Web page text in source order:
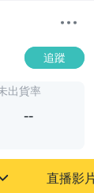
追蹤
-
出貨率
--
直播影